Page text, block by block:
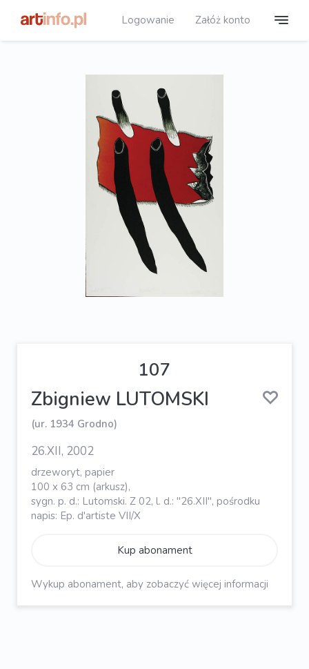
Logowanie Załóż konto
107
Zbigniew LUTOMSKI
(ur. 1934 Grodno)
26.XII, 2002
drzeworyt, papier
100 x 63 cm (arkusz),
sygn. p. d.: Lutomski. Z 02, l. d.: "26.XII", pośrodku
napis: Ep. d'artiste VII/X
Kup abonament
Wykup abonament, aby zobaczyć więcej informacji